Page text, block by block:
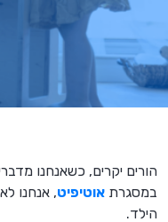
הורים יקרים, כשאנחנו
במסגרת אוטיפיט, אנחנו
הילד.